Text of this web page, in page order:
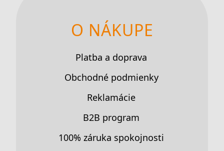
O NÁKUPE
Platba a doprava
Obchodné podmienky
Reklamácie
B2B program
100% záruka spokojnosti